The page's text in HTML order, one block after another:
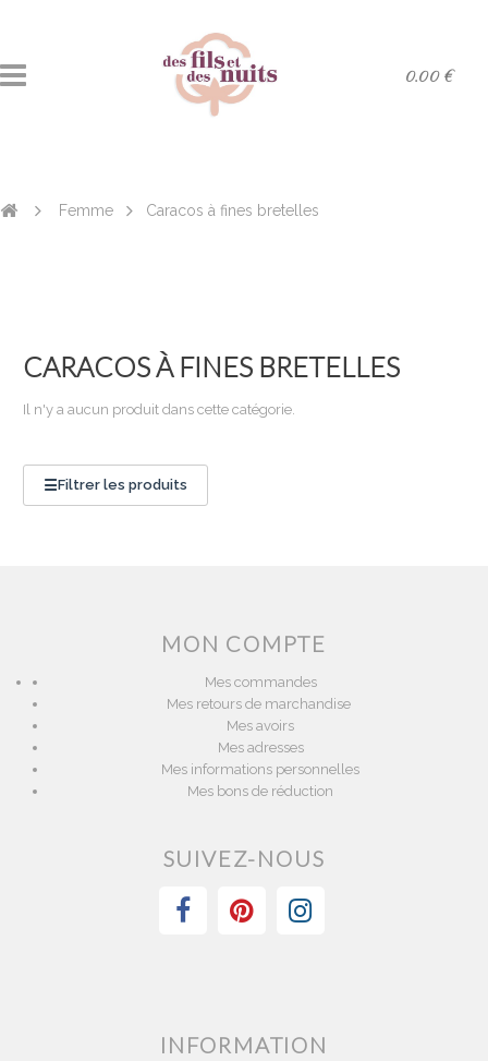
0.00 €
Femme Caracos à fines bretelles
CARACOS À FINES BRETELLES
Il n'y a aucun produit dans cette catégorie.
☰Filtrer les produits
MON COMPTE
Mes commandes
Mes retours de marchandise
Mes avoirs
Mes adresses
Mes informations personnelles
Mes bons de réduction
SUIVEZ-NOUS
INFORMATION